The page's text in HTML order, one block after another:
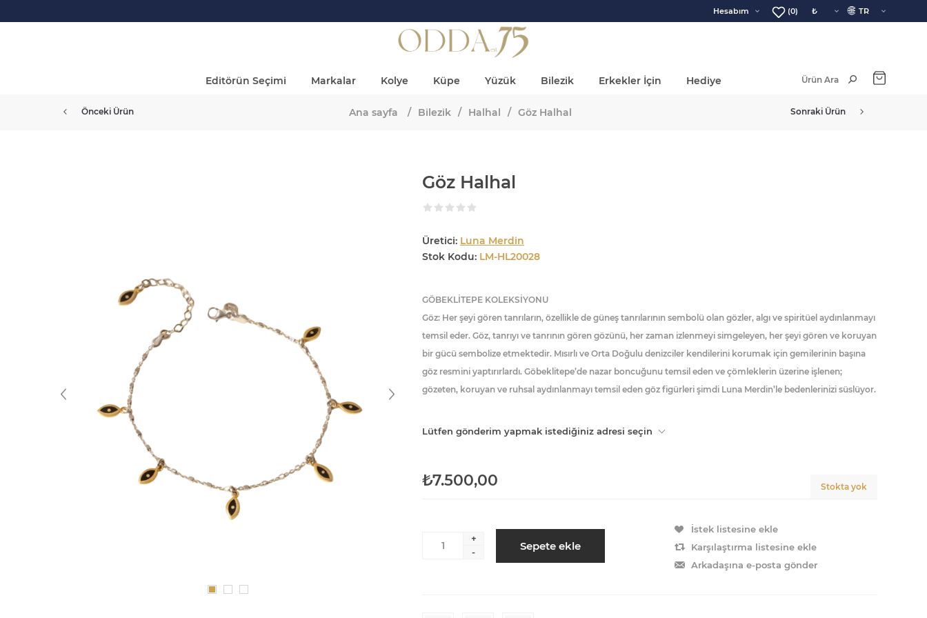
Hesabım (0) 🌐
Editörün Seçimi Markalar Kolye Küpe Yüzük Bilezik Erkekler İçin Hediye
Ana sayfa / Bilezik / Halhal / Göz Halhal
Önceki Ürün Sonraki Ürün
Göz Halhal
Üretici: Luna Merdin
Stok Kodu: LM-HL20028
GÖBEKLİTEPE KOLEKSİYONU
Göz: Her şeyi gören tanrıların, özellikle de güneş tanrılarının sembolü olan gözler, algı ve spiritüel aydınlanmayı
temsil eder. Göz, tanrıyı ve tanrının gören gözünü, her zaman izlenmeyi simgeleyen, her şeyi gören ve koruyan
bir gücü sembolize etmektedir. Mısırlı ve Orta Doğulu denizciler kendilerini korumak için gemilerinin başına
göz resmini yaptırırlardı. Göbeklitepe’de nazar boncuğunu temsil eden ve çömleklerin üzerine işlenen;
gözeten, koruyan ve ruhsal aydınlanmayı temsil eden göz figürleri şimdi Luna Merdin’le bedenlerinizi süslüyor.
Lütfen gönderim yapmak istediğiniz adresi seçin
₺7.500,00 Stokta yok
+
-
Sepete ekle
İstek listesine ekle
Karşılaştırma listesine ekle
Arkadaşına e-posta gönder